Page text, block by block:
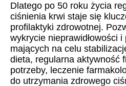
Dlatego po 50 roku życia
ciśnienia krwi staje się
profilaktyki zdrowotnej.
wykrycie nieprawidłowości i
mających na celu
dieta, regularna aktywność
potrzeby, leczenie
do utrzymania zdrowego